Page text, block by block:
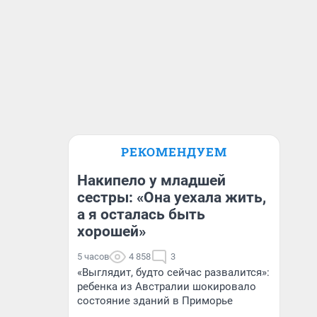
РЕКОМЕНДУЕМ
Накипело у младшей
сестры: «Она уехала жить,
а я осталась быть
хорошей»
5 часов 4 858 3
«Выглядит, будто сейчас развалится»:
ребенка из Австралии шокировало
состояние зданий в Приморье